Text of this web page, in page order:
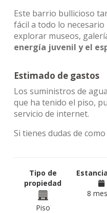
Este barrio bullicioso
fácil a todo lo
explorar museos,
energía juvenil y el
Estimado de gastos
Los suministros de
que ha tenido el piso,
servicio de internet.
Si tienes dudas de
Tipo de
propiedad
Piso
8